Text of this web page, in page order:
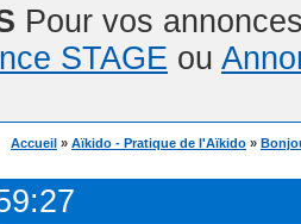
Pour vos
STAGE ou
Accueil » Aïkido - Pratique de l'Aïkido »